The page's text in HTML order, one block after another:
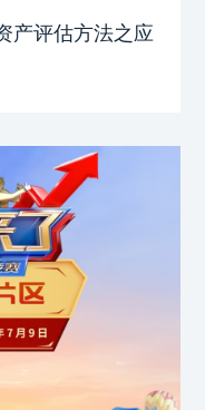
产评估方法之应